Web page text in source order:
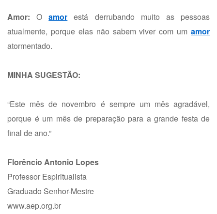
Amor: Oamor está derrubando muito as pessoas
atualmente, porque elas não sabem viver com um amor
atormentado.
MINHA SUGESTÃO:
“Este mês de novembro é sempre um mês agradável,
porque é um mês de preparação para a grande festa de
final de ano.”
Florêncio Antonio Lopes
Professor Espiritualista
Graduado Senhor-Mestre
www.aep.org.br